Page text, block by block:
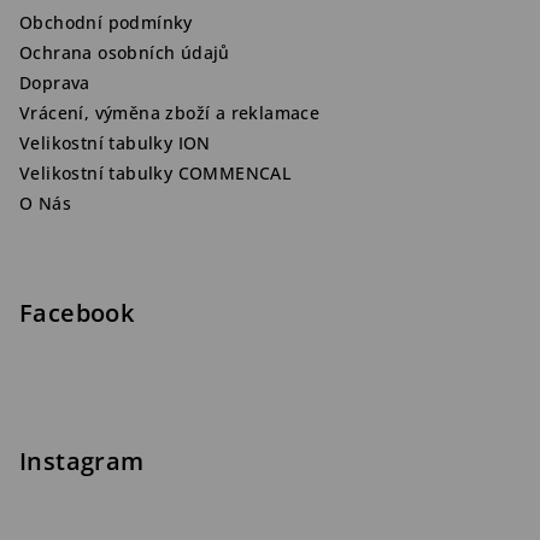
Obchodní podmínky
Ochrana osobních údajů
Doprava
Vrácení, výměna zboží a reklamace
Velikostní tabulky ION
Velikostní tabulky COMMENCAL
O Nás
Facebook
Instagram